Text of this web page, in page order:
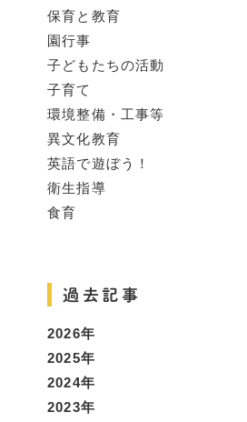
保育と教育
園行事
子どもたちの活動
子育て
環境整備・工事等
異文化教育
英語で遊ぼう！
衛生指導
食育
過去記事
2026年
2025年
2024年
2023年